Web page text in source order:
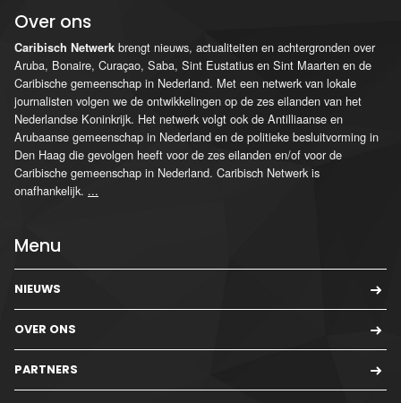
Over ons
Caribisch Netwerk brengt nieuws, actualiteiten en achtergronden over
Aruba, Bonaire, Curaçao, Saba, Sint Eustatius en Sint Maarten en de
Caribische gemeenschap in Nederland. Met een netwerk van lokale
journalisten volgen we de ontwikkelingen op de zes eilanden van het
Nederlandse Koninkrijk. Het netwerk volgt ook de Antilliaanse en
Arubaanse gemeenschap in Nederland en de politieke besluitvorming in
Den Haag die gevolgen heeft voor de zes eilanden en/of voor de
Caribische gemeenschap in Nederland. Caribisch Netwerk is
onafhankelijk. ...
Menu
NIEUWS
OVER ONS
PARTNERS